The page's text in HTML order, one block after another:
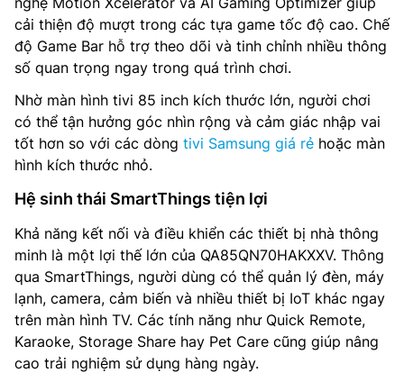
cải thiện độ mượt trong các tựa game tốc độ cao. Chế
độ Game Bar hỗ trợ theo dõi và tinh chỉnh nhiều thông
số quan trọng ngay trong quá trình chơi.
Nhờ màn hình tivi 85 inch kích thước lớn, người chơi
có thể tận hưởng góc nhìn rộng và cảm giác nhập vai
tốt hơn so với các dòng tivi Samsung giá rẻ hoặc màn
hình kích thước nhỏ.
Hệ sinh thái SmartThings tiện lợi
Khả năng kết nối và điều khiển các thiết bị nhà thông
minh là một lợi thế lớn của QA85QN70HAKXXV. Thông
qua SmartThings, người dùng có thể quản lý đèn, máy
lạnh, camera, cảm biến và nhiều thiết bị IoT khác ngay
trên màn hình TV. Các tính năng như Quick Remote,
Karaoke, Storage Share hay Pet Care cũng giúp nâng
cao trải nghiệm sử dụng hàng ngày.